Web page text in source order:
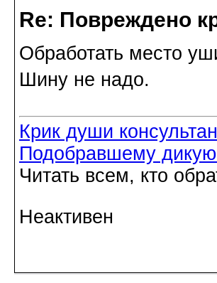
Re: Повреждено
Обработать место
Шину не надо.
Крик души
Подобравшему
Читать всем, кто
Неактивен